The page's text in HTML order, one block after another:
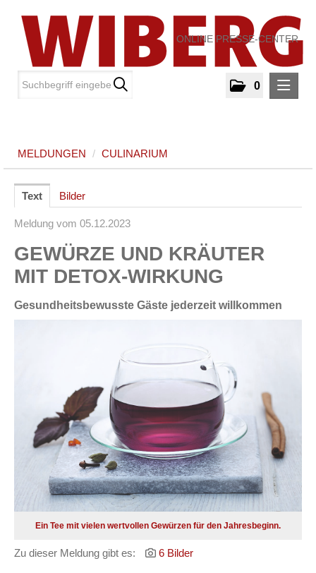
ONLINE PRESSE-CENTER
0
Culinarium
MEDIA
ÜBER UNS
KONTAKT
MELDUNGEN / CULINARIUM
Text Bilder
Meldung vom 05.12.2023
GEWÜRZE UND KRÄUTER
MIT DETOX-WIRKUNG
Gesundheitsbewusste Gäste jederzeit willkommen
Ein Tee mit vielen wertvollen Gewürzen für den Jahresbeginn.
Zu dieser Meldung gibt es: 6 Bilder